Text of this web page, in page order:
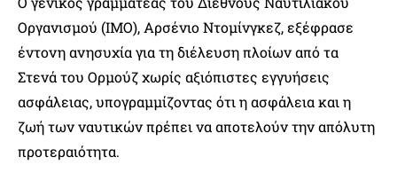
Οργανισμού (IMO), Αρσένιο Ντομίνγκεζ, εξέφρασε
έντονη ανησυχία για τη διέλευση πλοίων από τα
Στενά του Ορμούζ χωρίς αξιόπιστες εγγυήσεις
ασφάλειας, υπογραμμίζοντας ότι η ασφάλεια και η
ζωή των ναυτικών πρέπει να αποτελούν την απόλυτη
προτεραιότητα.